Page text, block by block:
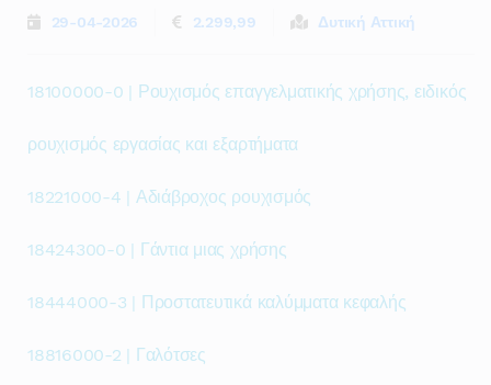
29-04-2026 2.299,99 Δυτική Αττική
18100000-0 | Ρουχισμός επαγγελματικής χρήσης, ειδικός
ρουχισμός εργασίας και εξαρτήματα
18221000-4 | Αδιάβροχος ρουχισμός
18424300-0 | Γάντια μιας χρήσης
18444000-3 | Προστατευτικά καλύμματα κεφαλής
18816000-2 | Γαλότσες